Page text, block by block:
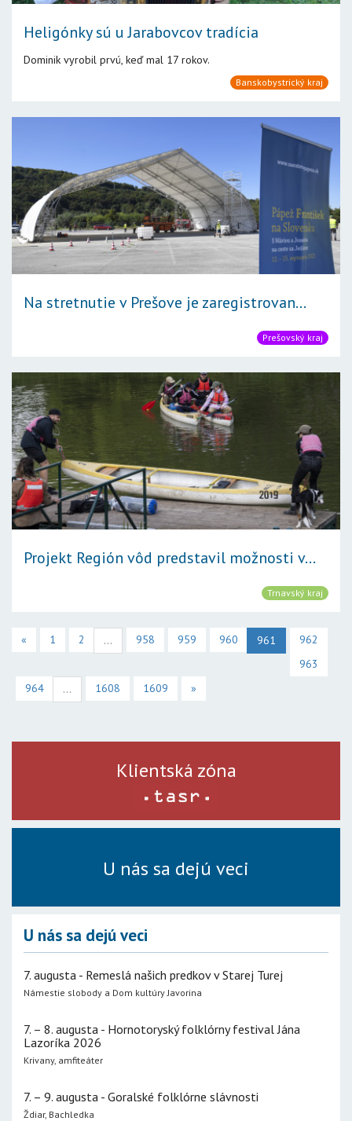
Heligónky sú u Jarabovcov tradícia
Dominik vyrobil prvú, keď mal 17 rokov.
Banskobystrický kraj
Na stretnutie v Prešove je zaregistrovan...
Prešovský kraj
Projekt Región vôd predstavil možnosti v...
Trnavský kraj
« 1 2 ... 958 959 960 961
962
963
964
... 1608 1609 »
Klientská zóna
U nás sa dejú veci
U nás sa dejú veci
7. augusta - Remeslá našich predkov v Starej Turej
Námestie slobody a Dom kultúry Javorina
7. – 8. augusta - Hornotoryský folklórny festival Jána
Lazoríka 2026
Krivany, amfiteáter
7. – 9. augusta - Goralské folklórne slávnosti
Ždiar, Bachledka